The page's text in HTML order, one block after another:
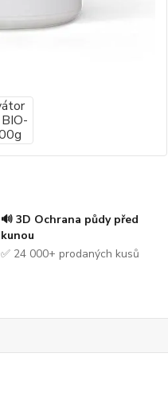
🔊 3D Ochrana půdy před
kunou
✅ 24 000+ prodaných kusů